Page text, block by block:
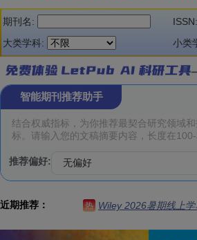
期刊名: ISSN:
大类学科:
小类
智能期刊推荐助手
推荐偏好:
近期推荐： 热 Wiley 2026暑期线上